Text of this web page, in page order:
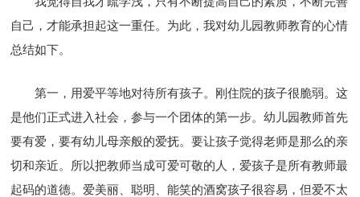
自己，才能承担起这一重任。为此，我对幼儿园教师教育的心情
总结如下。
第一，用爱平等地对待所有孩子。刚住院的孩子很脆弱。这
是他们正式进入社会，参与一个团体的第一步。幼儿园教师首先
要有爱，要有幼儿母亲般的爱抚。要让孩子觉得老师是那么的亲
切和亲近。所以把教师当成可爱可敬的人，爱孩子是所有教师最
起码的道德。爱美丽、聪明、能笑的酒窝孩子很容易，但爱不太